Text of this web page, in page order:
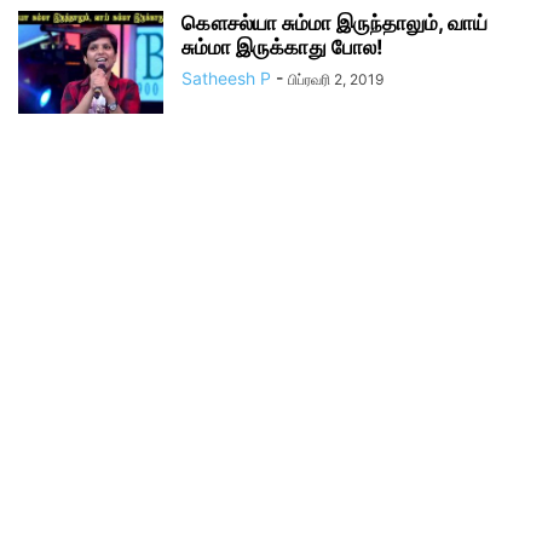
கௌசல்யா சும்மா இருந்தாலும், வாய்
சும்மா இருக்காது போல!
Satheesh P - பிப்ரவரி 2, 2019